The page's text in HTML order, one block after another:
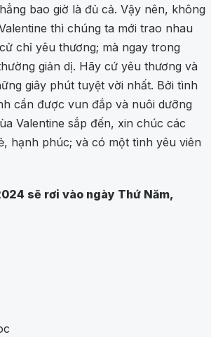
bao giờ là đủ cả. Vậy nên, không
thì chúng ta mới trao nhau
chỉ yêu thương; mà ngay trong
giản dị. Hãy cứ yêu thương và
giây phút tuyệt vời nhất. Bởi tình
cần được vun đắp và nuôi dưỡng
Valentine sắp đến, xin chúc các
hạnh phúc; và có một tình yêu viên
sẽ rơi vào ngày Thứ Năm,